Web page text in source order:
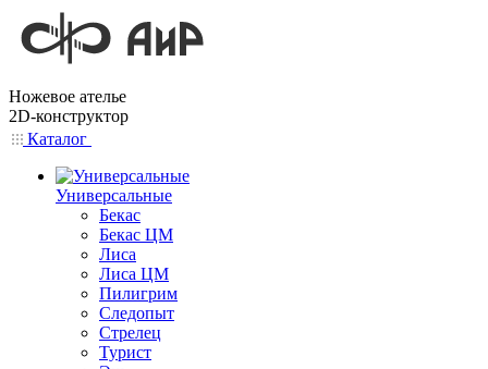
Ножевое ателье
2D-конструктор
Каталог
Универсальные
Бекас
Бекас ЦМ
Лиса
Лиса ЦМ
Пилигрим
Следопыт
Стрелец
Турист